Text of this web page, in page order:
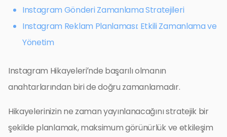
Instagram Gönderi Zamanlama Stratejileri
Instagram Reklam Planlaması: Etkili Zamanlama ve
Yönetim
Instagram Hikayeleri’nde başarılı olmanın
anahtarlarından biri de doğru zamanlamadır.
Hikayelerinizin ne zaman yayınlanacağını stratejik bir
şekilde planlamak, maksimum görünürlük ve etkileşim